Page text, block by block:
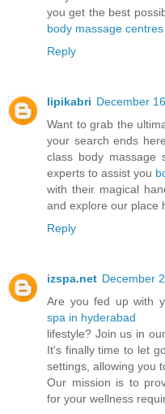
you get the best
body massage
Reply
lipikabri December
Want to grab the
your search ends
class body massage
experts to assist you
with their magical
and explore our place
Reply
izspa.net December
Are you fed up with
spa in hyderabad
lifestyle? Join us in
It's finally time to let
settings, allowing you
Our mission is to
for your wellness